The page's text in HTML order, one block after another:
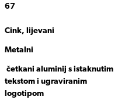
67
Cink, lijevani
Metalni
četkani aluminij s istaknutim
tekstom i ugraviranim
logotipom